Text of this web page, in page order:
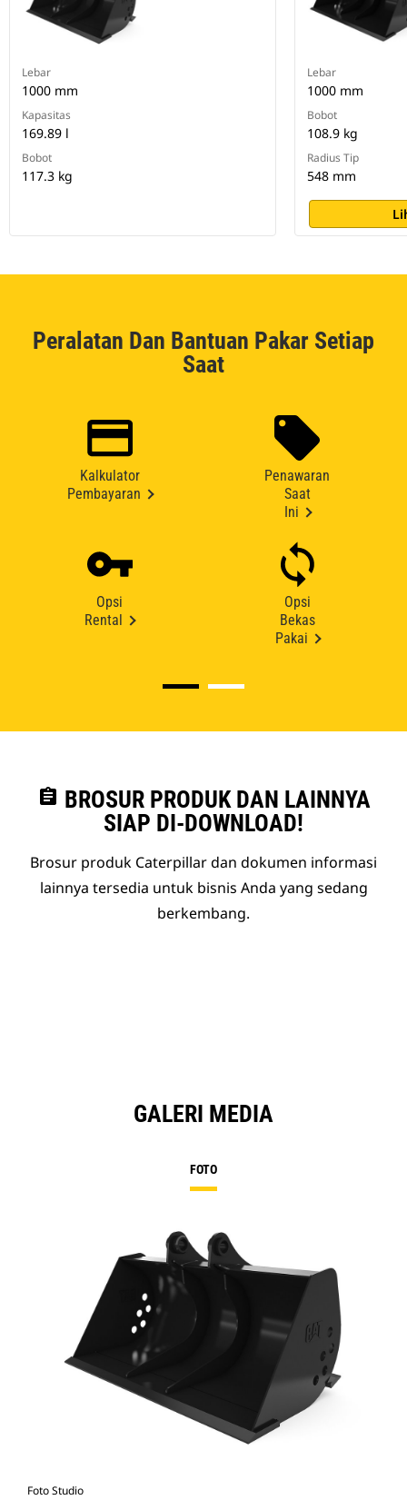
Lebar
1000 mm
Kapasitas
169.89 l
Bobot
117.3 kg
Lebar
1000 mm
Bobot
108.9 kg
Radius Tip
548 mm
Peralatan Dan Bantuan Pakar Setiap
Saat
Kalkulator
Pembayaran
Penawaran
Saat
Ini
Opsi
Rental
Opsi
Bekas
Pakai
assignment BROSUR PRODUK DAN LAINNYA
SIAP DI-DOWNLOAD!
Brosur produk Caterpillar dan dokumen informasi
lainnya tersedia untuk bisnis Anda yang sedang
berkembang.
GALERI MEDIA
FOTO
Foto Studio